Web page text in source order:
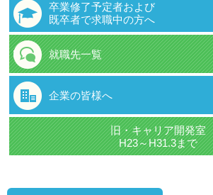
卒業修了予定者および
既卒者で求職中の方へ
就職先一覧
企業の皆様へ
旧・キャリア開発室
H23～H31.3まで